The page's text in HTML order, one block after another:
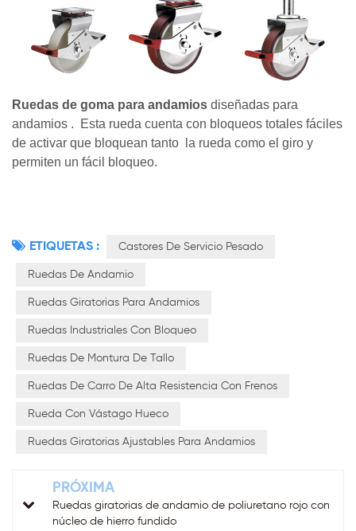
Ruedas de goma para andamios diseñadas para
andamios .
Esta rueda cuenta con bloqueos totales fáciles
de activar que bloquean tanto
la rueda como el giro y
permiten un fácil bloqueo.
ETIQUETAS : Castores De Servicio Pesado
Ruedas De Andamio
Ruedas Giratorias Para Andamios
Ruedas Industriales Con Bloqueo
Ruedas De Montura De Tallo
Ruedas De Carro De Alta Resistencia Con Frenos
Rueda Con Vástago Hueco
Ruedas Giratorias Ajustables Para Andamios
PRÓXIMA
Ruedas giratorias de andamio de poliuretano rojo con
núcleo de hierro fundido